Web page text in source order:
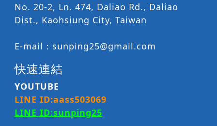
No. 20-2, Ln. 474, Daliao Rd., Daliao
Dist., Kaohsiung City, Taiwan
E-mail： sunping25@gmail.com
快速連結
YOUTUBE
LINE ID:aass503069
LINE ID:sunping25